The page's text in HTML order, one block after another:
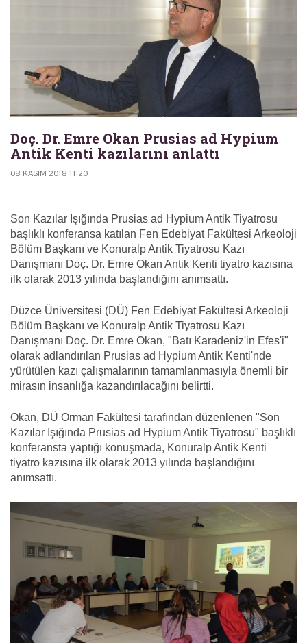
Doç. Dr. Emre Okan Prusias ad Hypium
Antik Kenti kazılarını anlattı
08 KASIM 2018 11:20
Son Kazılar Işığında Prusias ad Hypium Antik Tiyatrosu
başlıklı konferansa katılan Fen Edebiyat Fakültesi Arkeoloji
Bölüm Başkanı ve Konuralp Antik Tiyatrosu Kazı
Danışmanı Doç. Dr. Emre Okan Antik Kenti tiyatro kazısına
ilk olarak 2013 yılında başlandığını anımsattı.
Düzce Üniversitesi (DÜ) Fen Edebiyat Fakültesi Arkeoloji
Bölüm Başkanı ve Konuralp Antik Tiyatrosu Kazı
Danışmanı Doç. Dr. Emre Okan, "Batı Karadeniz'in Efes'i"
olarak adlandırılan Prusias ad Hypium Antik Kenti'nde
yürütülen kazı çalışmalarının tamamlanmasıyla önemli bir
mirasın insanlığa kazandırılacağını belirtti.
Okan, DÜ Orman Fakültesi tarafından düzenlenen "Son
Kazılar Işığında Prusias ad Hypium Antik Tiyatrosu" başlıklı
konferansta yaptığı konuşmada, Konuralp Antik Kenti
tiyatro kazısına ilk olarak 2013 yılında başlandığını
anımsattı.